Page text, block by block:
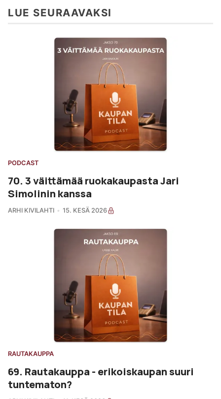
LUE SEURAAVAKSI
PODCAST
70. 3 väittämää ruokakaupasta Jari
Simolinin kanssa
ARHI KIVILAHTI 15. KESÄ 2026
RAUTAKAUPPA
69. Rautakauppa - erikoiskaupan suuri
tuntematon?